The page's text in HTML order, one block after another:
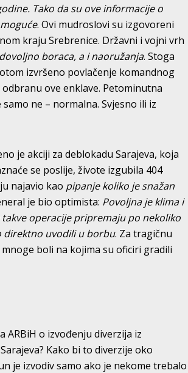
Tako da su ove informacije o
. Ovi mudroslovi su izgovoreni
kraju Srebrenice. Državni i vojni vrh
boraca, a i naoružanja. Stoga
izvršeno povlačenje komandnog
ove enklave. Petominutna
ne – normalna. Svjesno ili iz
je akciji za deblokadu Sarajeva, koja
se poslije, živote izgubila 404
najavio kao pipanje koliko je snažan
je bio optimista: Povoljna je klima i
operacije pripremaju po nekoliko
direktno uvodili u borbu. Za tragičnu
boli na kojima su oficiri gradili
ARBiH o izvođenju diverzija iz
Kako bi to diverzije oko
je izvodiv samo ako je nekome trebalo